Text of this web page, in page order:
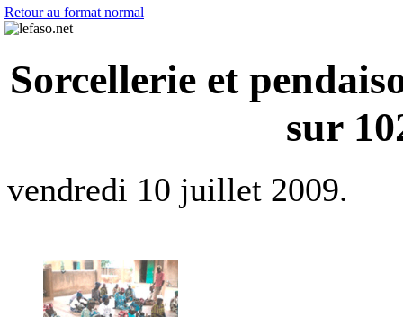
Retour au format normal
Sorcellerie et
sur
vendredi 10 juillet 2009.